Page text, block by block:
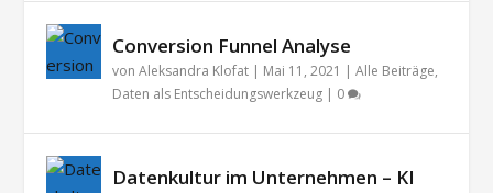
Conversion Funnel Analyse
vonAleksandra Klofat | Mai 11, 2021 |Alle Beiträge,
Daten als Entscheidungswerkzeug | 0
Datenkultur im Unternehmen – KI